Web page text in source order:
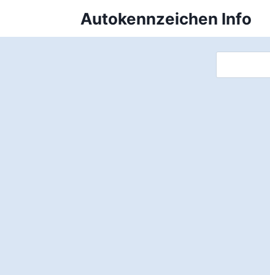
springen
Autokennzeichen Info